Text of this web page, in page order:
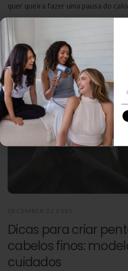
quer queira fazer uma pausa do
Ler mais
Dicas para criar
cabelos finos:
cuidados